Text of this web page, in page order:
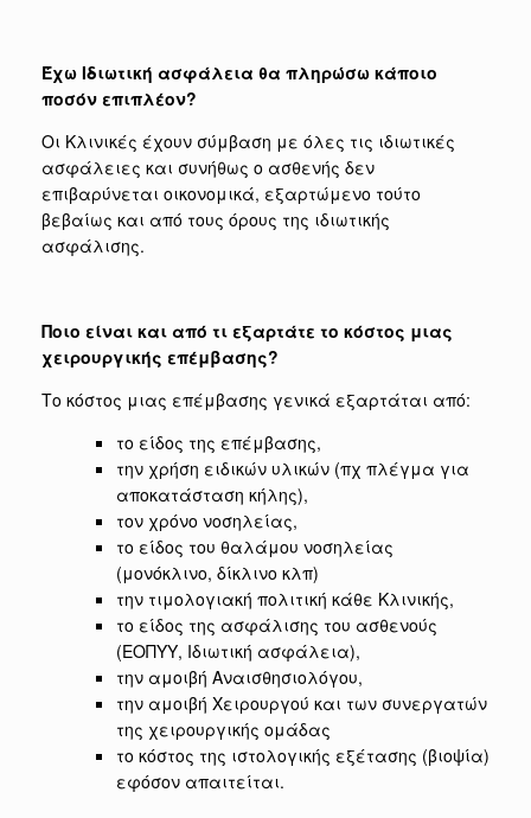
Έχω Ιδιωτική ασφάλεια θα πληρώσω κάποιο
ποσόν επιπλέον?
Οι Κλινικές έχουν σύμβαση με όλες τις ιδιωτικές
ασφάλειες και συνήθως ο ασθενής δεν
επιβαρύνεται οικονομικά, εξαρτώμενο τούτο
βεβαίως και από τους όρους της ιδιωτικής
ασφάλισης.
Ποιο είναι και από τι εξαρτάτε το κόστος μιας
χειρουργικής επέμβασης?
Το κόστος μιας επέμβασης γενικά εξαρτάται από:
το είδος της επέμβασης,
την χρήση ειδικών υλικών (πχ πλέγμα για
αποκατάσταση κήλης),
τον χρόνο νοσηλείας,
το είδος του θαλάμου νοσηλείας
(μονόκλινο, δίκλινο κλπ)
την τιμολογιακή πολιτική κάθε Κλινικής,
το είδος της ασφάλισης του ασθενούς
(ΕΟΠΥΥ, Ιδιωτική ασφάλεια),
την αμοιβή Αναισθησιολόγου,
την αμοιβή Χειρουργού και των συνεργατών
της χειρουργικής ομάδας
το κόστος της ιστολογικής εξέτασης (βιοψία)
εφόσον απαιτείται.